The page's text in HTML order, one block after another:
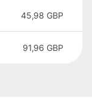
45,98 GBP
91,96 GBP